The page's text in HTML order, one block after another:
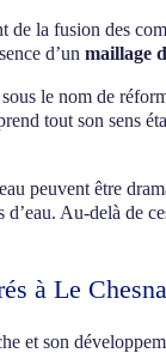
la fusion des
d’un maillage
le nom de
tout son sens
peuvent être
d’eau. Au-delà de
à Le
et son